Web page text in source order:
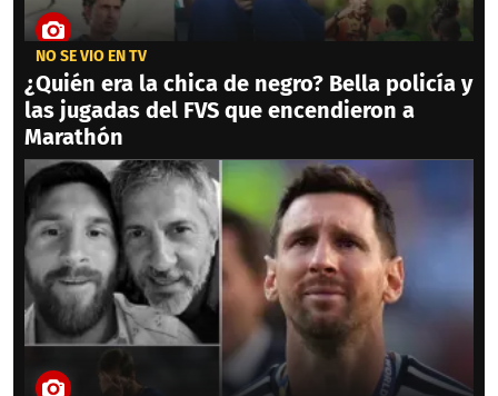
NO SE VIO EN TV
¿Quién era la chica de negro? Bella policía y
las jugadas del FVS que encendieron a
Marathón